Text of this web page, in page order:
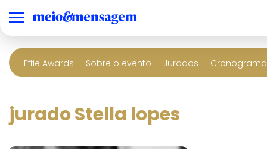
Effie Awards Sobre o evento Jurados
jurado Stella lopes